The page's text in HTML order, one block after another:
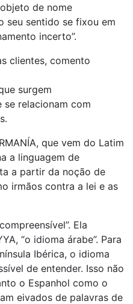
de nome
seu sentido se fixou em
incerto”.
clientes, comento
surgem
relacionam com
que vem do Latim
a linguagem de
a partir da noção de
irmãos contra a lei e as
Ela
“o idioma árabe”. Para
Ibérica, o idioma
de entender. Isso não
o Espanhol como o
eivados de palavras de